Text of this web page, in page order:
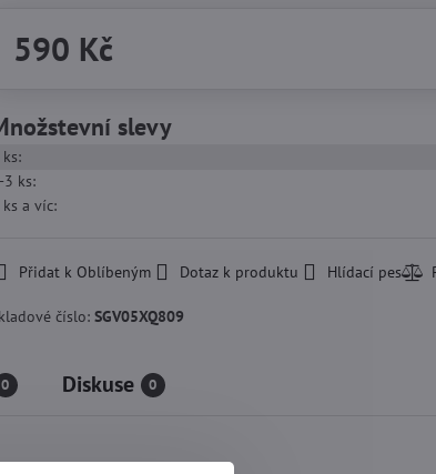
590 Kč
slevy
ks:
3 ks:
a víc:
Přidat k Oblíbeným Dotaz k produktu Hlídací pes
číslo: SGV05XQ809
0 Diskuse 0